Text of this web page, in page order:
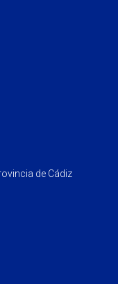
de Cádiz